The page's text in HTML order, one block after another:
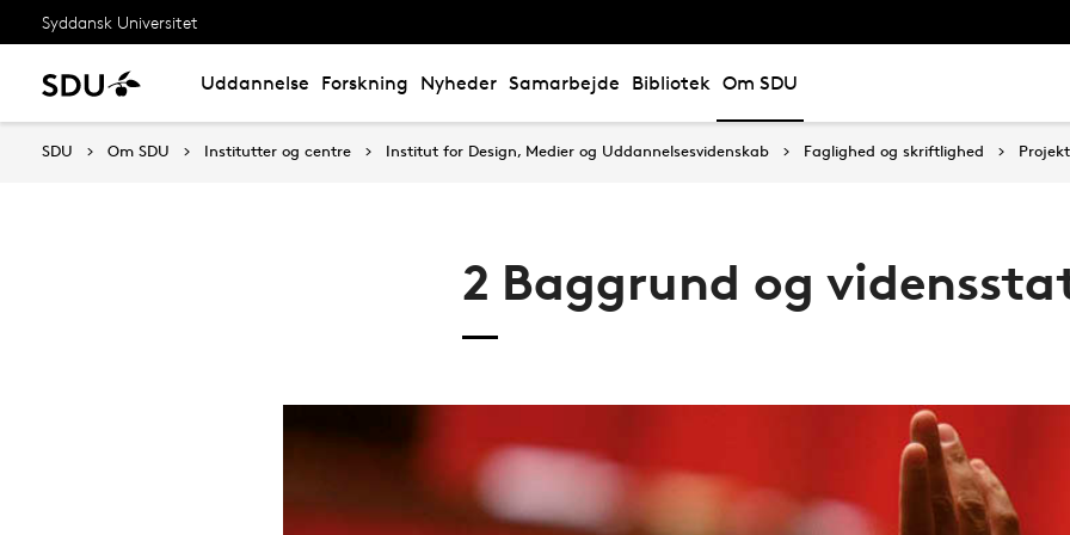
Syddansk Universitet
Uddannelse Forskning Nyheder Samarbejde Bibliotek Om SDU
SDU Om SDU Institutter og centre Institut for Design, Medier og Uddannelsesvidenskab Faglighed og skriftlighed
2 Baggrund og